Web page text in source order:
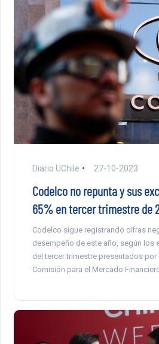
Diario UChile 27-10-2023
Codelco no repunta y sus
65% en tercer trimestre de
Codelco sigue registrando cifras
desempeño de este año, según los
del tercer trimestre presentados por
Comisión para el Mercado